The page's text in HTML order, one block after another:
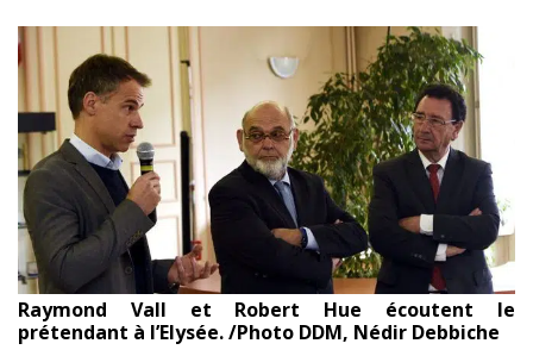
Raymond Vall et Robert Hue écoutent le
prétendant à l’Elysée. /Photo DDM, Nédir Debbiche